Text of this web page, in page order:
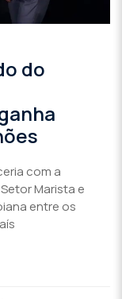
do
com a
Marista e
entre os